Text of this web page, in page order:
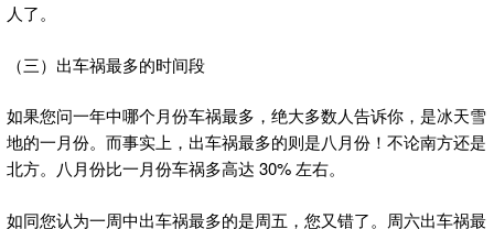
人了。
（三）出车祸最多的时间段
如果您问一年中哪个月份车祸最多，绝大多数人告诉你，是冰天雪
地的一月份。而事实上，出车祸最多的则是八月份！不论南方还是
北方。八月份比一月份车祸多高达 30% 左右。
如同您认为一周中出车祸最多的是周五，您又错了。周六出车祸最